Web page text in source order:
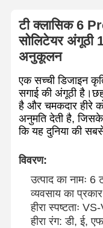
टी क्लासिक 6
सोलिटेयर अंगूठी
अनुकूलन
एक सच्ची डिजाइन
सगाई की अंगूठी
है और चमकदार हीरे
अनुमति देती है,
कि यह दुनिया की
विवरण:
उत्पाद का नामः 6
व्यवसाय का
हीरा स्पष्टताः
हीरा रंग: डी, ई, एफ